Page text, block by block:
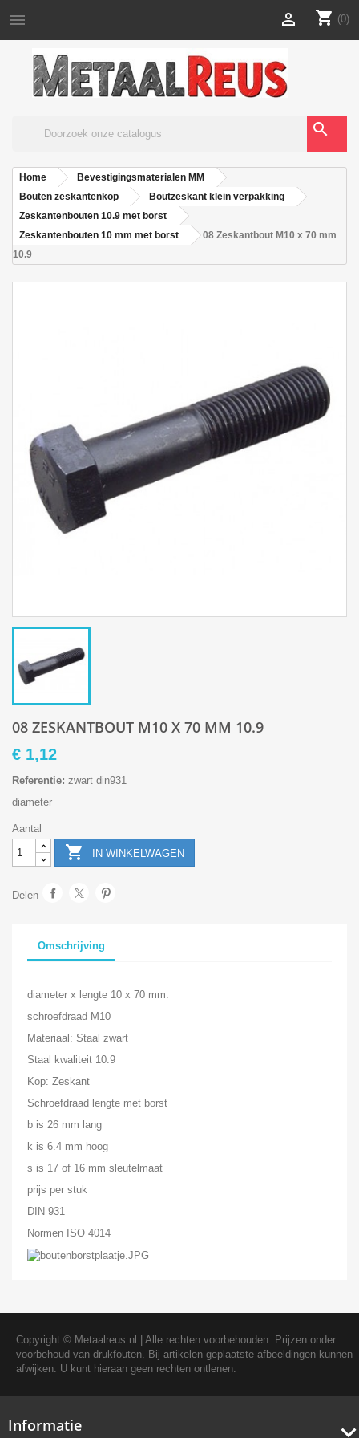
 shopping_cart (0)

search
Home
Bevestigingsmaterialen MM
Bouten zeskantenkop
Boutzeskant klein verpakking
Zeskantenbouten 10.9 met borst
Zeskantenbouten 10 mm met borst
08 Zeskantbout M10 x 70 mm
10.9
08 ZESKANTBOUT M10 X 70 MM 10.9
€ 1,12
Referentie: zwart din931
diameter
Aantal
 IN WINKELWAGEN
Delen
Omschrijving
diameter x lengte 10 x 70 mm.
schroefdraad M10
Materiaal: Staal zwart
Staal kwaliteit 10.9
Kop: Zeskant
Schroefdraad lengte met borst
b is 26 mm lang
k is 6.4 mm hoog
s is 17 of 16 mm sleutelmaat
prijs per stuk
DIN 931
Normen ISO 4014
Copyright © Metaalreus.nl
| Alle rechten voorbehouden. Prijzen onder
voorbehoud van drukfouten. Bij artikelen geplaatste afbeeldingen kunnen
afwijken. U kunt hieraan geen rechten ontlenen.
Informatie